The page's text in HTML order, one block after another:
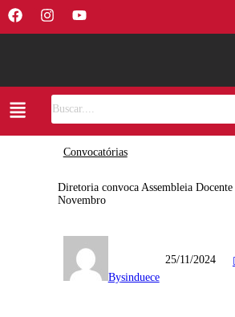
Convocatórias
Diretoria convoca Assembleia Docente
Novembro
Bysinduece
25/11/2024